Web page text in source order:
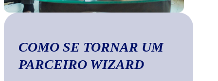
COMO SE TORNAR UM
PARCEIRO WIZARD